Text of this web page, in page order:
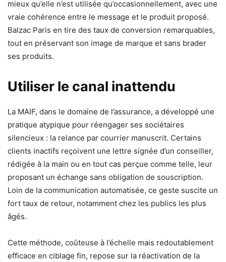
mieux qu’elle n’est utilisée qu’occasionnellement, avec une
vraie cohérence entre le message et le produit proposé.
Balzac Paris en tire des taux de conversion remarquables,
tout en préservant son image de marque et sans brader
ses produits.
Utiliser le canal inattendu
La MAIF, dans le domaine de l’assurance, a développé une
pratique atypique pour réengager ses sociétaires
silencieux : la relance par courrier manuscrit. Certains
clients inactifs reçoivent une lettre signée d’un conseiller,
rédigée à la main ou en tout cas perçue comme telle, leur
proposant un échange sans obligation de souscription.
Loin de la communication automatisée, ce geste suscite un
fort taux de retour, notamment chez les publics les plus
âgés.
Cette méthode, coûteuse à l’échelle mais redoutablement
efficace en ciblage fin, repose sur la réactivation de la